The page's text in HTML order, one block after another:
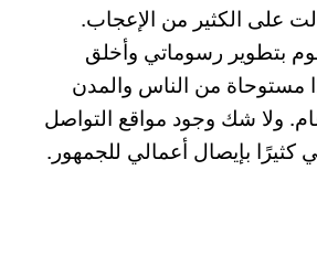
على الكثير من الإعجاب.
بتطوير رسوماتي وأخلق
مستوحاة من الناس والمدن
ولا شك وجود مواقع التواصل
كثيرًا بإيصال أعمالي للجمهور.